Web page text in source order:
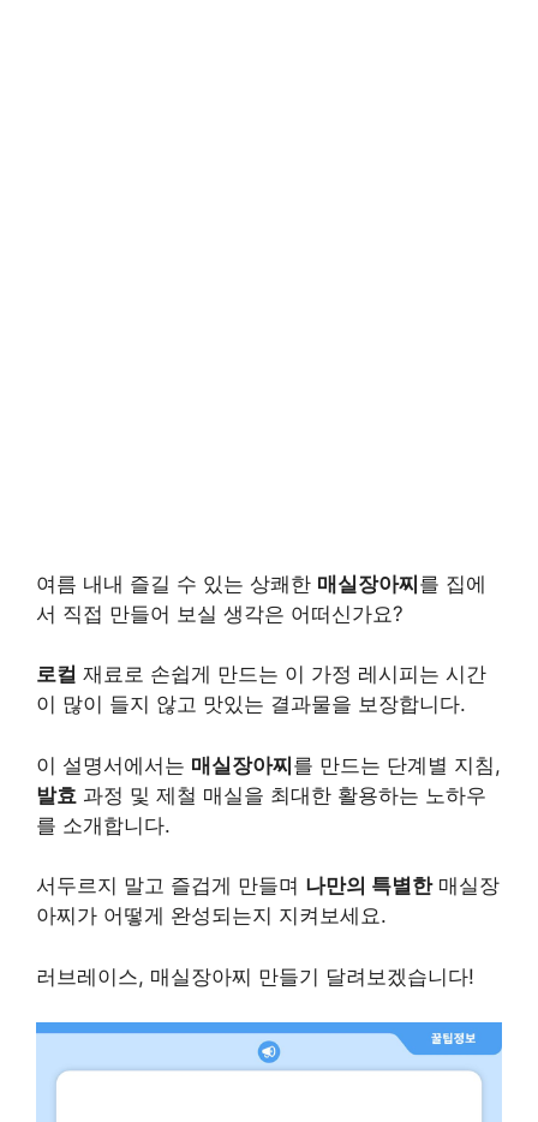
여름 내내 즐길 수 있는 상쾌한 매실장아찌를 집에
서 직접 만들어 보실 생각은 어떠신가요?
로컬 재료로 손쉽게 만드는 이 가정 레시피는 시간
이 많이 들지 않고 맛있는 결과물을 보장합니다.
이 설명서에서는 매실장아찌를 만드는 단계별 지침,
발효 과정 및 제철 매실을 최대한 활용하는 노하우
를 소개합니다.
서두르지 말고 즐겁게 만들며 나만의 특별한매실장
아찌가 어떻게 완성되는지 지켜보세요.
러브레이스, 매실장아찌 만들기 달려보겠습니다!